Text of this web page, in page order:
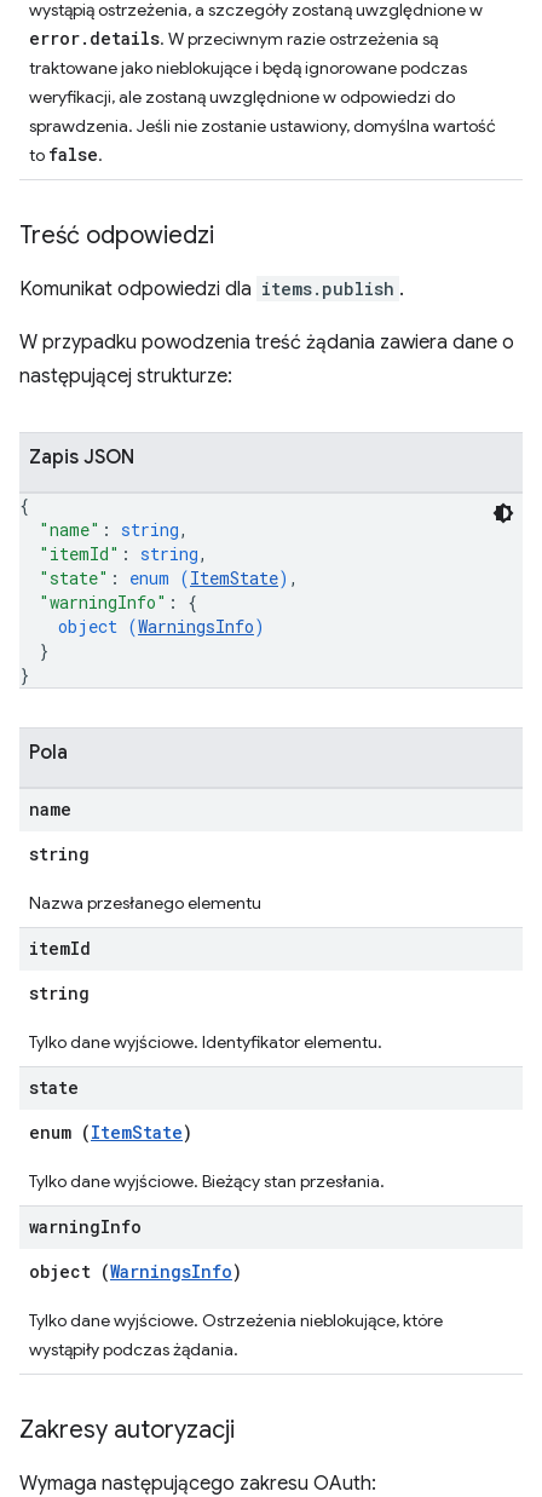
wystąpią ostrzeżenia, a szczegóły zostaną uwzględnione w
error.details. W przeciwnym razie ostrzeżenia są
traktowane jako nieblokujące i będą ignorowane podczas
weryfikacji, ale zostaną uwzględnione w odpowiedzi do
sprawdzenia. Jeśli nie zostanie ustawiony, domyślna wartość
to false.
Treść odpowiedzi
Komunikat odpowiedzi dla items.publish .
W przypadku powodzenia treść żądania zawiera dane o
następującej strukturze:
Zapis JSON
{
"name" : string,
"itemId" : string,
"state" : enum (ItemState) ,
"warningInfo" : {
object (WarningsInfo)
}
}
Pola
name
string
Nazwa przesłanego elementu
itemId
string
Tylko dane wyjściowe. Identyfikator elementu.
state
enum (ItemState)
Tylko dane wyjściowe. Bieżący stan przesłania.
warningInfo
object (WarningsInfo)
Tylko dane wyjściowe. Ostrzeżenia nieblokujące, które
wystąpiły podczas żądania.
Zakresy autoryzacji
Wymaga następującego zakresu OAuth: